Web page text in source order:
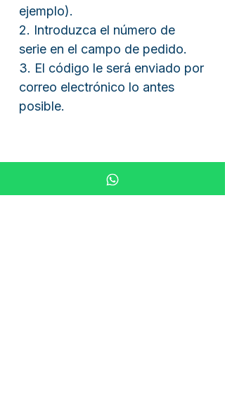
ejemplo).
2. Introduzca el número de
serie en el campo de pedido.
3. El código le será enviado por
correo electrónico lo antes
posible.
Alternativamente, puede